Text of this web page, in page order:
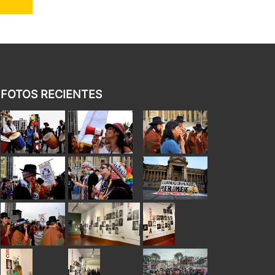
FOTOS RECIENTES